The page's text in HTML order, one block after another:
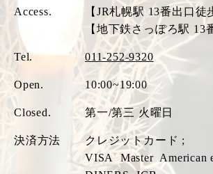
Access.
【JR札幌駅 13番出口徒
【地下鉄さっぽろ駅 13
Tel. 011-252-9320
Open. 10:00~19:00
Closed. 第一/第三 火曜日
決済方法
クレジットカード ;
VISA Master American